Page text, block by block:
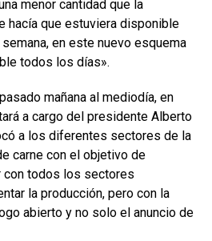
menor cantidad que la
hacía que estuviera disponible
en este nuevo esquema
todos los días».
mañana al mediodía, en
a cargo del presidente Alberto
a los diferentes sectores de la
carne con el objetivo de
con todos los sectores
la producción, pero con la
abierto y no solo el anuncio de